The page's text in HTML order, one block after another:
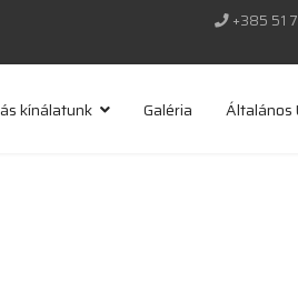
+385 51
kínálatunk Galéria Általános